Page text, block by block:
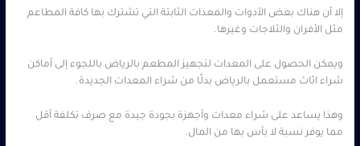
إلا أن هناك بعض الأدوات والمعدات الثابتة التي تشترك بها كافة المطاعم
مثل الأفران والثلاجات وغيرها.
ويمكن الحصول على المعدات لتجهيز المطعم بالرياض باللجوء إلى أماكن
شراء اثاث مستعمل بالرياض بدلًا من شراء المعدات الجديدة.
وهذا يساعد على شراء معدات وأجهزة بجودة جيدة مع صرف تكلفة أقل
مما يوفر نسبة لا بأس بها من المال.